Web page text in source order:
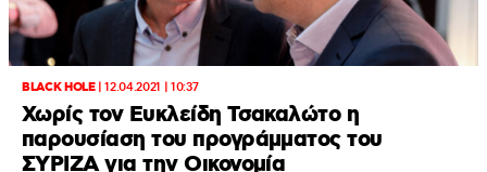
BLACK HOLE|12.04.2021 | 10:37
Χωρίς τον Ευκλείδη Τσακαλώτο η
παρουσίαση του προγράμματος του
ΣΥΡΙΖΑ για την Οικονομία